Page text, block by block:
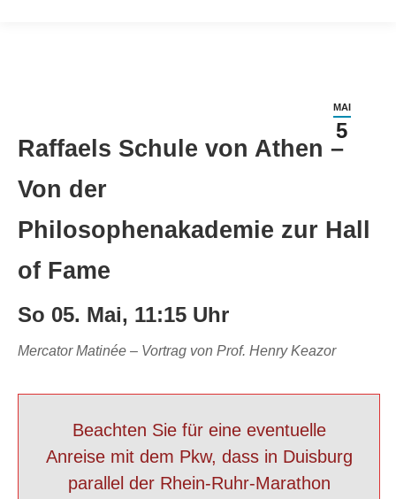
MAI
5
Raffaels Schule von Athen –
Von der
Philosophenakademie zur Hall
of Fame
So 05. Mai, 11:15 Uhr
Mercator Matinée – Vortrag von Prof. Henry Keazor
Beachten Sie für eine eventuelle
Anreise mit dem Pkw, dass in Duisburg
parallel der Rhein-Ruhr-Marathon